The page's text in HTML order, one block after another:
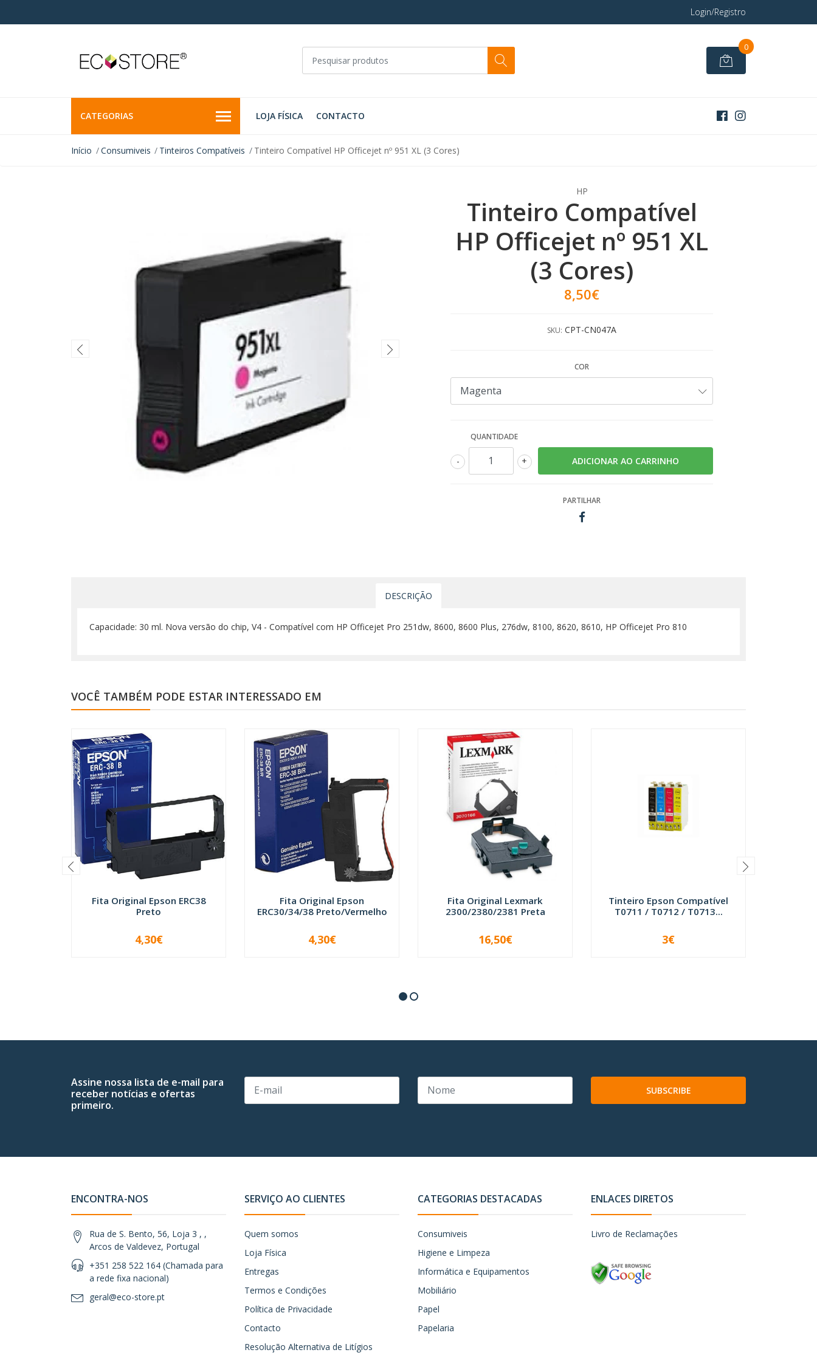
Login/Registro
0
CATEGORIAS LOJA FÍSICA CONTACTO
Início Consumiveis Tinteiros Compatíveis Tinteiro Compatível HP Officejet nº 951 XL (3 Cores)
HP
Tinteiro Compatível
HP Officejet nº 951 XL
(3 Cores)
8,50€
SKU: CPT-CN047A
COR
QUANTIDADE
+
-
PARTILHAR
DESCRIÇÃO
Capacidade: 30 ml. Nova versão do chip, V4 - Compatível com HP Officejet Pro 251dw, 8600, 8600 Plus, 276dw, 8100, 8620, 8610, HP Officejet Pro 810
VOCÊ TAMBÉM PODE ESTAR INTERESSADO EM
Fita Original Epson ERC38
Preto
+
4,30€
Fita Original Epson
ERC30/34/38 Preto/Vermelho
+
4,30€
Fita Original Lexmark
2300/2380/2381 Preta
+
16,50€
Tinteiro Epson Compatível
T0711 / T0712 / T0713...
VER OPÇÕES
3€
Assine nossa lista de e-mail para
receber notícias e ofertas
primeiro.
SUBSCRIBE
ENCONTRA-NOS
Rua de S. Bento, 56, Loja 3 , ,
Arcos de Valdevez, Portugal
+351 258 522 164 (Chamada para
a rede fixa nacional)
geral@eco-store.pt
SERVIÇO AO CLIENTES
Quem somos
Loja Física
Entregas
Termos e Condições
Política de Privacidade
Contacto
Resolução Alternativa de Litígios
CATEGORIAS DESTACADAS
Consumiveis
Higiene e Limpeza
Informática e Equipamentos
Mobiliário
Papel
Papelaria
ENLACES DIRETOS
Livro de Reclamações